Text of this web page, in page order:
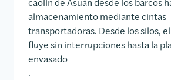
almacenamiento mediante cintas
transportadoras. Desde los silos,
fluye sin interrupciones hasta la
envasado
.